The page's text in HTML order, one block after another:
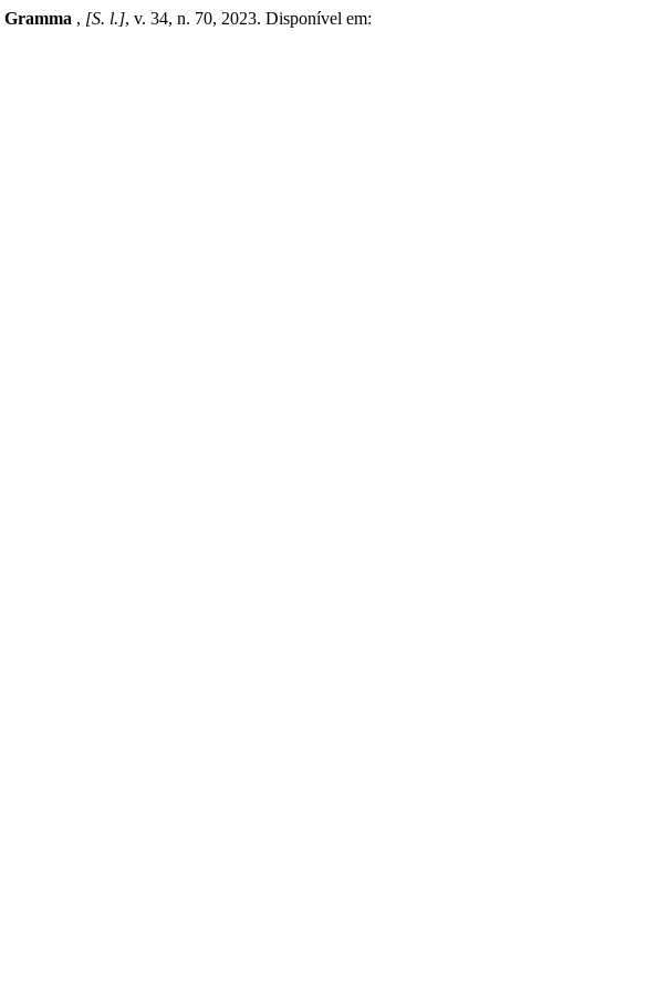
Gramma , [S. l.], v. 34, n. 70, 2023. Disponível em: